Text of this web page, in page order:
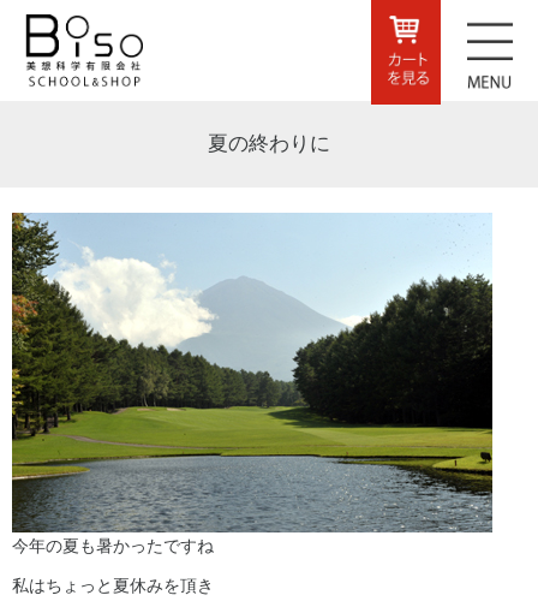
夏の終わりに
今年の夏も暑かったですね
私はちょっと夏休みを頂き